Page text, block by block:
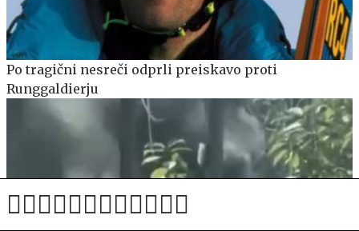
Po tragični nesreči odprli preiskavo proti
Runggaldierju